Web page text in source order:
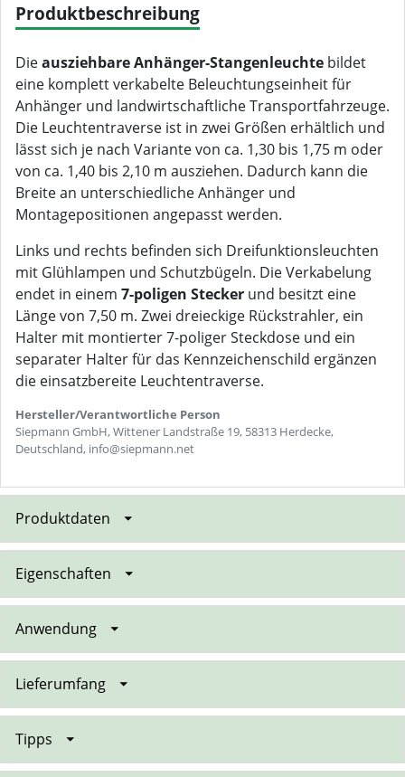
Produktbeschreibung
Dieausziehbare Anhänger-Stangenleuchte bildet
eine komplett verkabelte Beleuchtungseinheit für
Anhänger und landwirtschaftliche Transportfahrzeuge.
Die Leuchtentraverse ist in zwei Größen erhältlich und
lässt sich je nach Variante von ca. 1,30 bis 1,75 m oder
von ca. 1,40 bis 2,10 m ausziehen. Dadurch kann die
Breite an unterschiedliche Anhänger und
Montagepositionen angepasst werden.
Links und rechts befinden sich Dreifunktionsleuchten
mit Glühlampen und Schutzbügeln. Die Verkabelung
endet in einem 7-poligen Stecker und besitzt eine
Länge von 7,50 m. Zwei dreieckige Rückstrahler, ein
Halter mit montierter 7-poliger Steckdose und ein
separater Halter für das Kennzeichenschild ergänzen
die einsatzbereite Leuchtentraverse.
Hersteller/Verantwortliche Person
Siepmann GmbH, Wittener Landstraße 19, 58313 Herdecke,
Deutschland, info@siepmann.net
Produktdaten
Eigenschaften
Anwendung
Lieferumfang
Tipps